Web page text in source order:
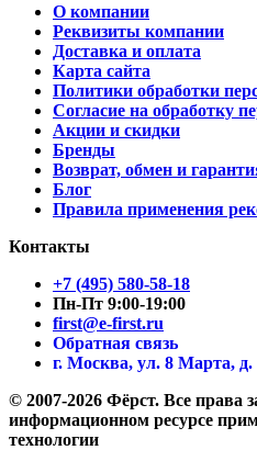
О компании
Реквизиты компании
Доставка и оплата
Карта сайта
Политики обработки
Согласие на обработку
Акции и скидки
Бренды
Возврат, обмен и
Блог
Правила применения
Контакты
+7 (495) 580-58-18
Пн-Пт 9:00-19:00
first@e-first.ru
Обратная связь
г. Москва, ул. 8 Марта, д.
© 2007-2026 Фёрст. Все права
информационном ресурсе
технологии